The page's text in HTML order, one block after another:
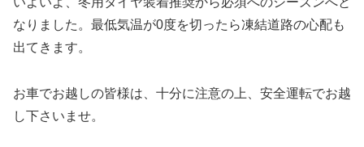
なりました。最低気温が0度を切ったら凍結道路の心配も
出てきます。
お車でお越しの皆様は、十分に注意の上、安全運転でお越
し下さいませ。